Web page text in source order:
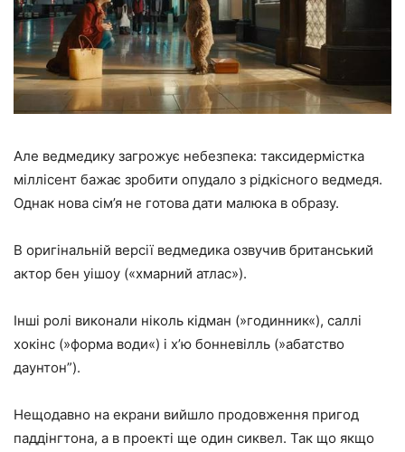
Але ведмедику загрожує небезпека: таксидермістка
міллісент бажає зробити опудало з рідкісного ведмедя.
Однак нова сім’я не готова дати малюка в образу.
В оригінальній версії ведмедика озвучив британський
актор бен уішоу («хмарний атлас»).
Інші ролі виконали ніколь кідман (»годинник«), саллі
хокінс (»форма води«) і х’ю бонневілль (»абатство
даунтон”).
Нещодавно на екрани вийшло продовження пригод
паддінгтона, а в проекті ще один сиквел. Так що якщо